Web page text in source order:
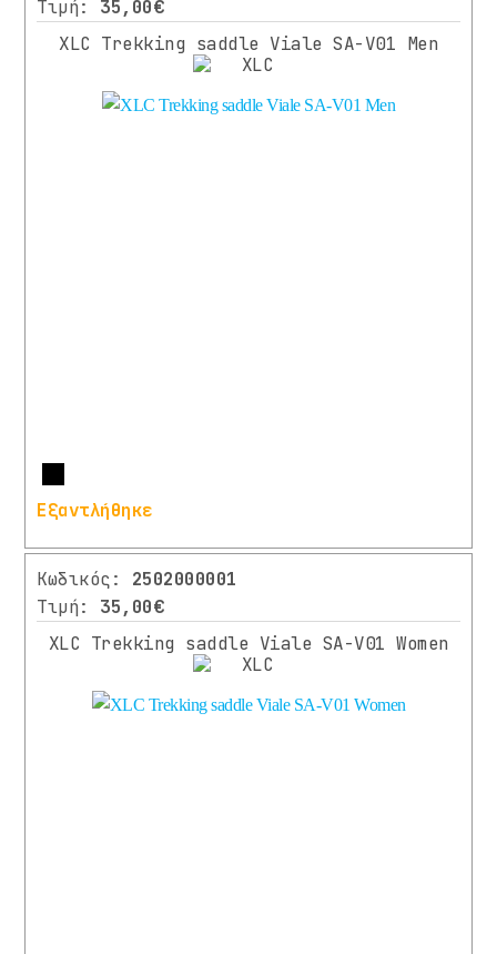
Τιμή: 35,00€
XLC Trekking saddle Viale SA-V01 Men
Εξαντλήθηκε
Κωδικός: 2502000001
Τιμή: 35,00€
XLC Trekking saddle Viale SA-V01 Women